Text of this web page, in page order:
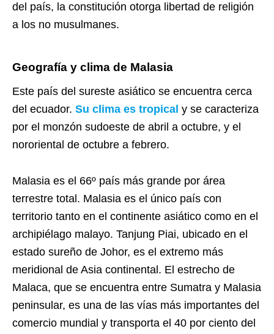
del país, la constitución otorga libertad de religión
a los no musulmanes.
Geografía y clima de Malasia
Este país del sureste asiático se encuentra cerca
del ecuador. Su clima es tropical y se caracteriza
por el monzón sudoeste de abril a octubre, y el
nororiental de octubre a febrero.
Malasia es el 66º país más grande por área
terrestre total. Malasia es el único país con
territorio tanto en el continente asiático como en el
archipiélago malayo. Tanjung Piai, ubicado en el
estado sureño de Johor, es el extremo más
meridional de Asia continental. El estrecho de
Malaca, que se encuentra entre Sumatra y Malasia
peninsular, es una de las vías más importantes del
comercio mundial y transporta el 40 por ciento del